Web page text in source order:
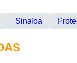
Sinaloa